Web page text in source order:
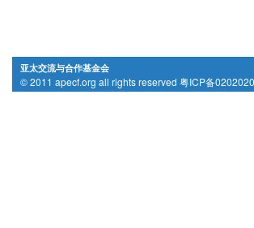
亚太交流与合作基金会
© 2011 apecf.org all rights reserved 粤ICP备